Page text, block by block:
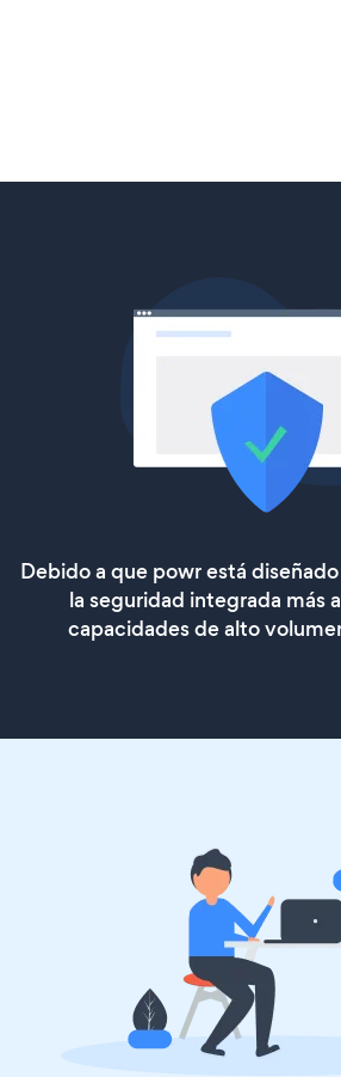
Debido a que powr está
la seguridad integrada más
capacidades de alto